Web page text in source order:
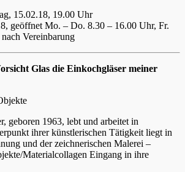
15.02.18, 19.00 Uhr
geöffnet Mo. – Do. 8.30 – 16.00 Uhr, Fr.
Vereinbarung
Glas die Einkochgläser meiner
geboren 1963, lebt und arbeitet in
ihrer künstlerischen Tätigkeit liegt in
und der zeichnerischen Malerei –
Materialcollagen Eingang in ihre